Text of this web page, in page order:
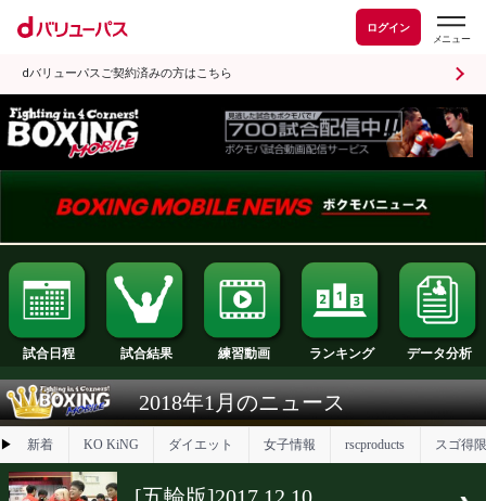
ログイン
dバリューパスご契約済みの方はこちら
試合日程 試合結果 練習動画 ランキング
2018年1月のニュース